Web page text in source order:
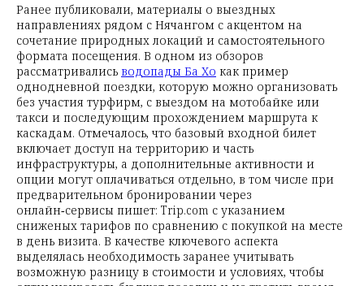
Ранее публиковали, материалы о выездных
направлениях рядом с Нячангом с акцентом на
сочетание природных локаций и самостоятельного
формата посещения. В одном из обзоров
рассматривались водопады Ба Хо как пример
однодневной поездки, которую можно организовать
без участия турфирм, с выездом на мотобайке или
такси и последующим прохождением маршрута к
каскадам. Отмечалось, что базовый входной билет
включает доступ на территорию и часть
инфраструктуры, а дополнительные активности и
опции могут оплачиваться отдельно, в том числе при
предварительном бронировании через
онлайн‑сервисы пишет: Trip.com с указанием
сниженых тарифов по сравнению с покупкой на месте
в день визита. В качестве ключевого аспекта
выделялась необходимость заранее учитывать
возможную разницу в стоимости и условиях, чтобы